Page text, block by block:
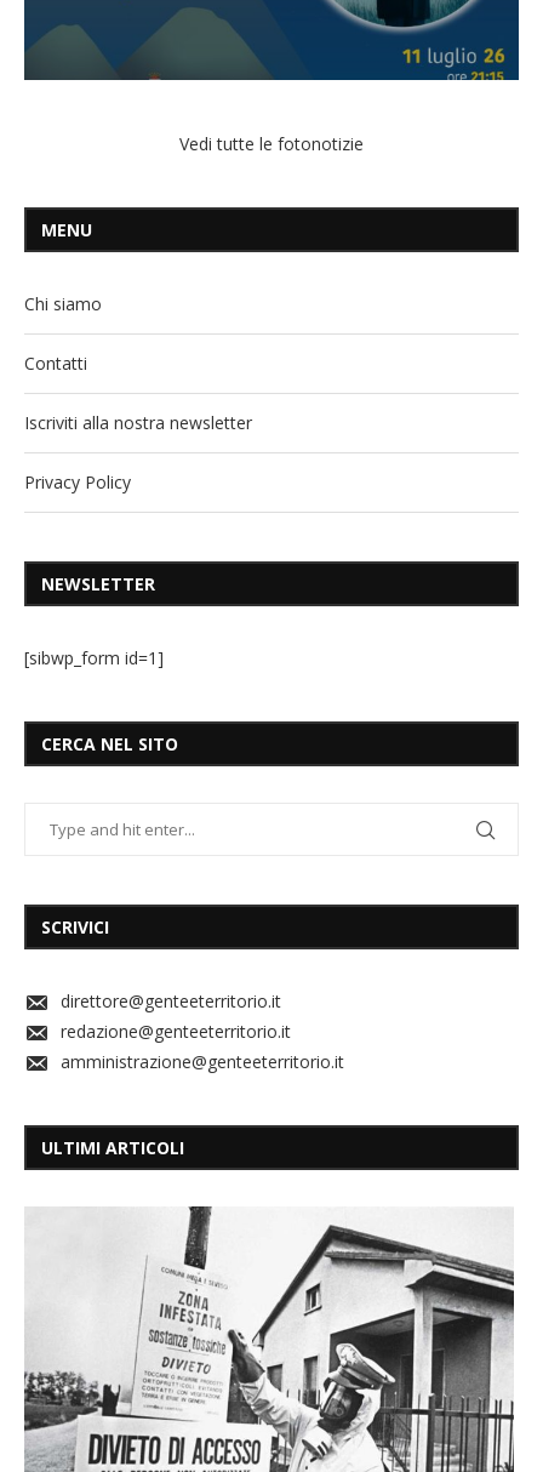
Vedi tutte le fotonotizie
MENU
Chi siamo
Contatti
Iscriviti alla nostra newsletter
Privacy Policy
NEWSLETTER
[sibwp_form id=1]
CERCA NEL SITO
SCRIVICI
direttore@genteeterritorio.it
redazione@genteeterritorio.it
amministrazione@genteeterritorio.it
ULTIMI ARTICOLI